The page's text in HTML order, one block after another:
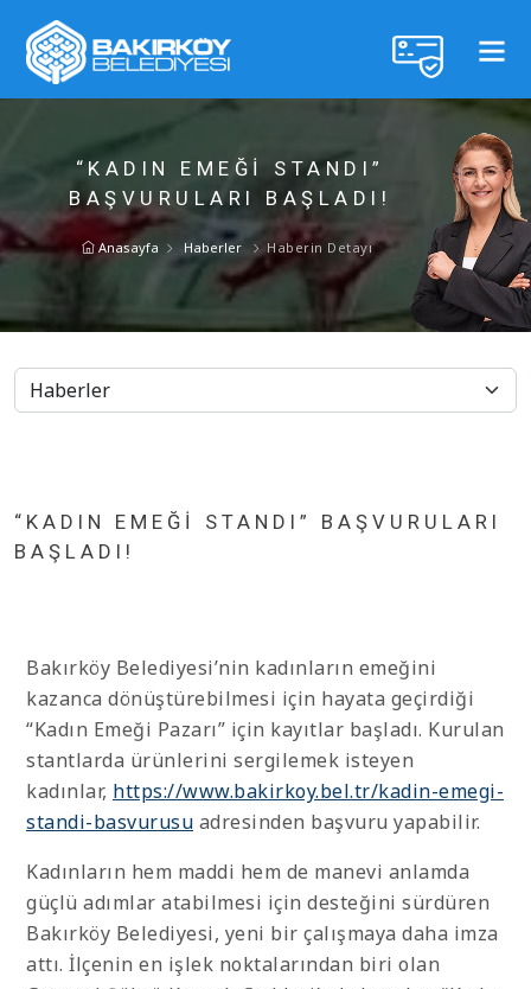
“KADIN EMEĞİ STANDI”
BAŞVURULARI BAŞLADI!
Anasayfa Haberler Haberin Detayı
“KADIN EMEĞİ STANDI” BAŞVURULARI
BAŞLADI!
Bakırköy Belediyesi’nin kadınların emeğini
kazanca dönüştürebilmesi için hayata geçirdiği
“Kadın Emeği Pazarı” için kayıtlar başladı. Kurulan
stantlarda ürünlerini sergilemek isteyen
kadınlar, https://www.bakirkoy.bel.tr/kadin-emegi-
standi-basvurusu adresinden başvuru yapabilir.
Kadınların hem maddi hem de manevi anlamda
güçlü adımlar atabilmesi için desteğini sürdüren
Bakırköy Belediyesi, yeni bir çalışmaya daha imza
attı. İlçenin en işlek noktalarından biri olan